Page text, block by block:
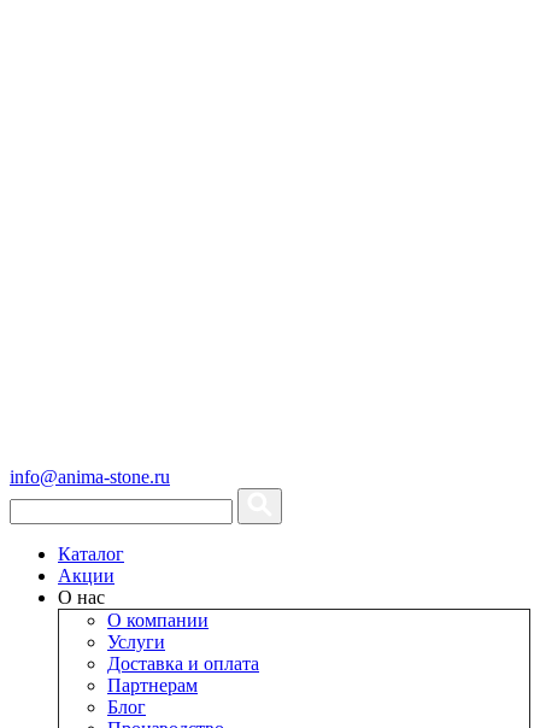
info@anima-stone.ru
Каталог
Акции
О нас
О компании
Услуги
Доставка и оплата
Партнерам
Блог